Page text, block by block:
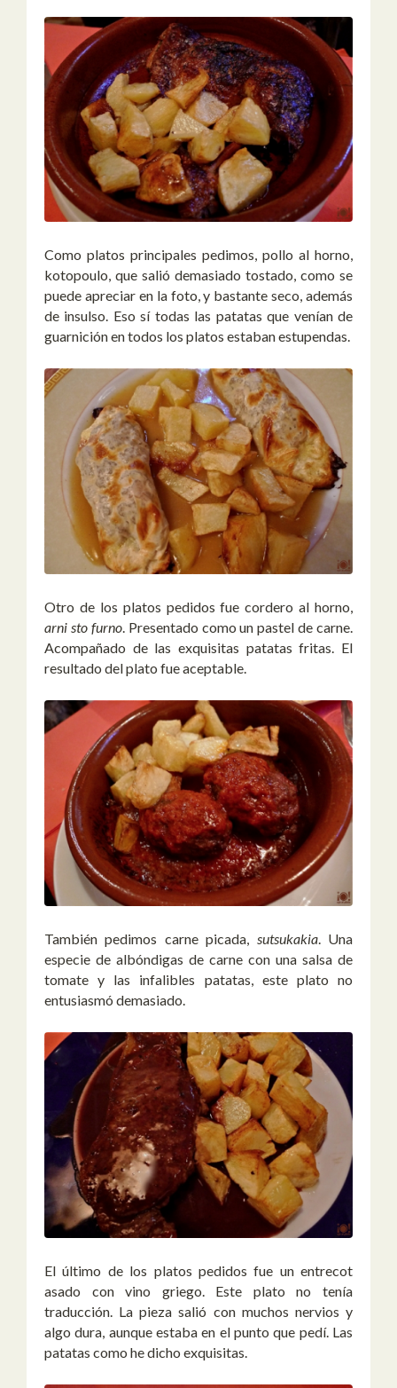
Como platos principales pedimos, pollo al horno,
kotopoulo, que salió demasiado tostado, como se
puede apreciar en la foto, y bastante seco, además
de insulso. Eso sí todas las patatas que venían de
guarnición en todos los platos estaban estupendas.
Otro de los platos pedidos fue cordero al horno,
arni sto furno. Presentado como un pastel de carne.
Acompañado de las exquisitas patatas fritas. El
resultado del plato fue aceptable.
También pedimos carne picada, sutsukakia. Una
especie de albóndigas de carne con una salsa de
tomate y las infalibles patatas, este plato no
entusiasmó demasiado.
El último de los platos pedidos fue un entrecot
asado con vino griego. Este plato no tenía
traducción. La pieza salió con muchos nervios y
algo dura, aunque estaba en el punto que pedí. Las
patatas como he dicho exquisitas.